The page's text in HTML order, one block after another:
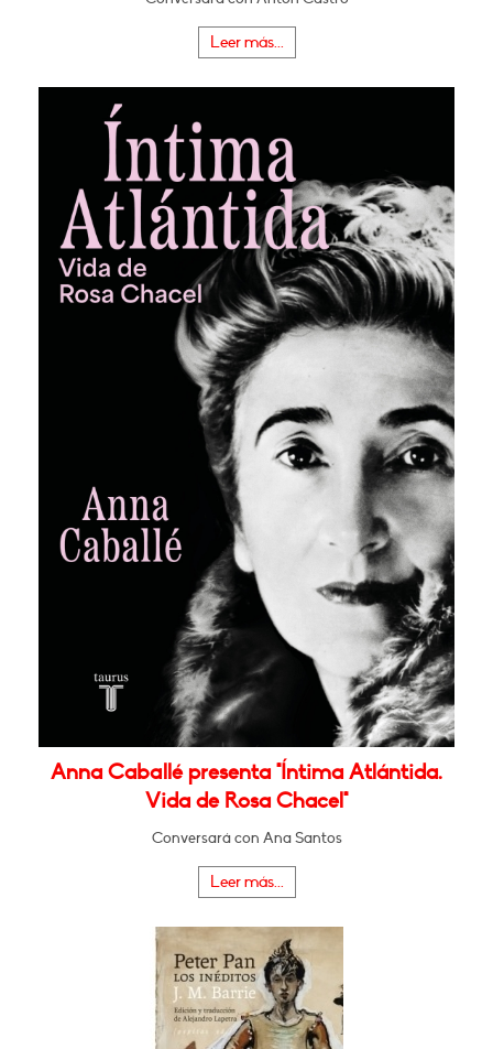
Leer más...
Anna Caballé presenta "Íntima Atlántida.
Vida de Rosa Chacel"
Conversará con Ana Santos
Leer más...